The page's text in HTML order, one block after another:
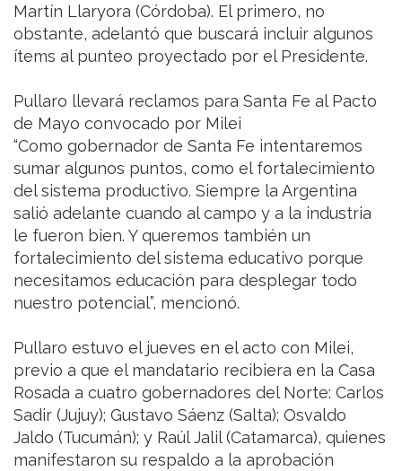
Martín Llaryora (Córdoba). El primero, no
obstante, adelantó que buscará incluir algunos
ítems al punteo proyectado por el Presidente.
Pullaro llevará reclamos para Santa Fe al Pacto
de Mayo convocado por Milei
“Como gobernador de Santa Fe intentaremos
sumar algunos puntos, como el fortalecimiento
del sistema productivo. Siempre la Argentina
salió adelante cuando al campo y a la industria
le fueron bien. Y queremos también un
fortalecimiento del sistema educativo porque
necesitamos educación para desplegar todo
nuestro potencial”, mencionó.
Pullaro estuvo el jueves en el acto con Milei,
previo a que el mandatario recibiera en la Casa
Rosada a cuatro gobernadores del Norte: Carlos
Sadir (Jujuy); Gustavo Sáenz (Salta); Osvaldo
Jaldo (Tucumán); y Raúl Jalil (Catamarca), quienes
manifestaron su respaldo a la aprobación